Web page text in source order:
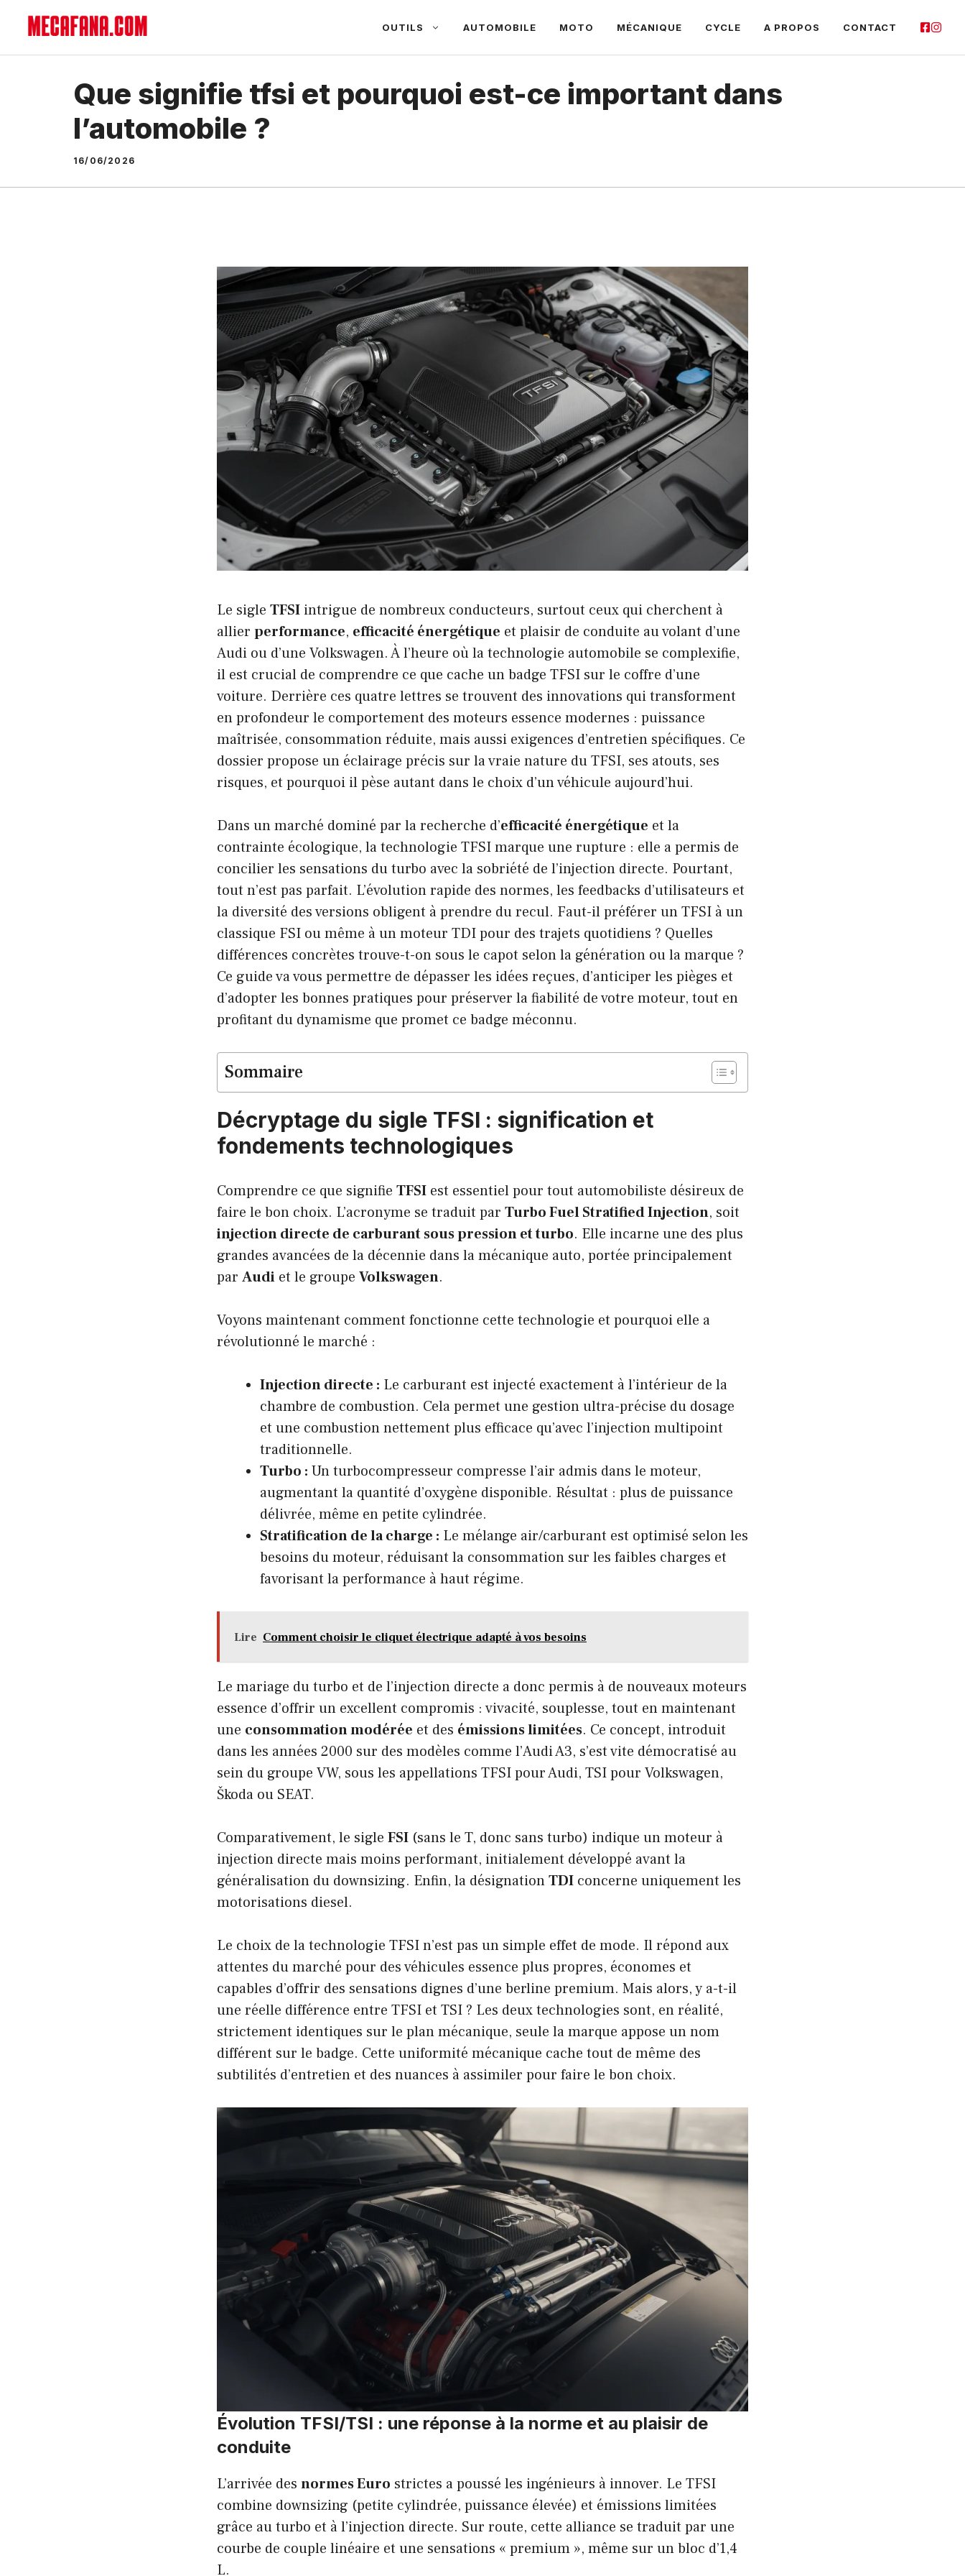
contenu
OUTILS AUTOMOBILE MOTO MÉCANIQUE CYCLE A PROPOS CONTACT
Que signifie tfsi et pourquoi est-ce important dans
l’automobile ?
16/06/2026
Le sigle TFSI intrigue de nombreux conducteurs, surtout ceux qui cherchent à
allier performance, efficacité énergétique et plaisir de conduite au volant d’une
Audi ou d’une Volkswagen. À l’heure où la technologie automobile se complexifie,
il est crucial de comprendre ce que cache un badge TFSI sur le coffre d’une
voiture. Derrière ces quatre lettres se trouvent des innovations qui transforment
en profondeur le comportement des moteurs essence modernes : puissance
maîtrisée, consommation réduite, mais aussi exigences d’entretien spécifiques. Ce
dossier propose un éclairage précis sur la vraie nature du TFSI, ses atouts, ses
risques, et pourquoi il pèse autant dans le choix d’un véhicule aujourd’hui.
Dans un marché dominé par la recherche d’efficacité énergétique et la
contrainte écologique, la technologie TFSI marque une rupture : elle a permis de
concilier les sensations du turbo avec la sobriété de l’injection directe. Pourtant,
tout n’est pas parfait. L’évolution rapide des normes, les feedbacks d’utilisateurs et
la diversité des versions obligent à prendre du recul. Faut-il préférer un TFSI à un
classique FSI ou même à un moteur TDI pour des trajets quotidiens ? Quelles
différences concrètes trouve-t-on sous le capot selon la génération ou la marque ?
Ce guide va vous permettre de dépasser les idées reçues, d’anticiper les pièges et
d’adopter les bonnes pratiques pour préserver la fiabilité de votre moteur, tout en
profitant du dynamisme que promet ce badge méconnu.
Sommaire
Décryptage du sigle TFSI : signification et
fondements technologiques
Comprendre ce que signifie TFSI est essentiel pour tout automobiliste désireux de
faire le bon choix. L’acronyme se traduit par Turbo Fuel Stratified Injection, soit
injection directe de carburant sous pression et turbo. Elle incarne une des plus
grandes avancées de la décennie dans la mécanique auto, portée principalement
par Audi et le groupe Volkswagen.
Voyons maintenant comment fonctionne cette technologie et pourquoi elle a
révolutionné le marché :
Injection directe : Le carburant est injecté exactement à l’intérieur de la
chambre de combustion. Cela permet une gestion ultra-précise du dosage
et une combustion nettement plus efficace qu’avec l’injection multipoint
traditionnelle.
Turbo : Un turbocompresseur compresse l’air admis dans le moteur,
augmentant la quantité d’oxygène disponible. Résultat : plus de puissance
délivrée, même en petite cylindrée.
Stratification de la charge : Le mélange air/carburant est optimisé selon les
besoins du moteur, réduisant la consommation sur les faibles charges et
favorisant la performance à haut régime.
Lire Comment choisir le cliquet électrique adapté à vos besoins
Le mariage du turbo et de l’injection directe a donc permis à de nouveaux moteurs
essence d’offrir un excellent compromis : vivacité, souplesse, tout en maintenant
une consommation modérée et des émissions limitées. Ce concept, introduit
dans les années 2000 sur des modèles comme l’Audi A3, s’est vite démocratisé au
sein du groupe VW, sous les appellations TFSI pour Audi, TSI pour Volkswagen,
Škoda ou SEAT.
Comparativement, le sigle FSI (sans le T, donc sans turbo) indique un moteur à
injection directe mais moins performant, initialement développé avant la
généralisation du downsizing. Enfin, la désignationTDI concerne uniquement les
motorisations diesel.
Le choix de la technologie TFSI n’est pas un simple effet de mode. Il répond aux
attentes du marché pour des véhicules essence plus propres, économes et
capables d’offrir des sensations dignes d’une berline premium. Mais alors, y a-t-il
une réelle différence entre TFSI et TSI ? Les deux technologies sont, en réalité,
strictement identiques sur le plan mécanique, seule la marque appose un nom
différent sur le badge. Cette uniformité mécanique cache tout de même des
subtilités d’entretien et des nuances à assimiler pour faire le bon choix.
Évolution TFSI/TSI : une réponse à la norme et au plaisir de
conduite
L’arrivée des normes Euro strictes a poussé les ingénieurs à innover. Le TFSI
combine downsizing (petite cylindrée, puissance élevée) et émissions limitées
grâce au turbo et à l’injection directe. Sur route, cette alliance se traduit par une
courbe de couple linéaire et une sensations « premium », même sur un bloc d’1,4
L.